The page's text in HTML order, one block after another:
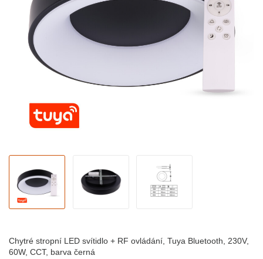
Chytré stropní LED svítidlo + RF ovládání, Tuya Bluetooth, 230V,
60W, CCT, barva černá